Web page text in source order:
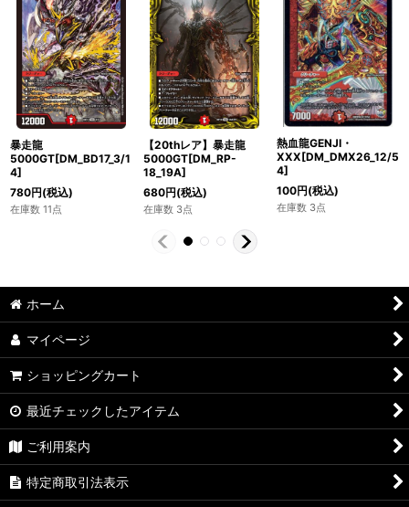
暴走龍
5000GT[DM_BD17_3/1
4]
780円(税込)
在庫数 11点
【20thレア】暴走龍
5000GT[DM_RP-
18_19A]
680円(税込)
在庫数 3点
熱血龍GENJI・
XXX[DM_DMX26_12/5
4]
100円(税込)
在庫数 3点
ホーム
マイページ
ショッピングカート
最近チェックしたアイテム
ご利用案内
特定商取引法表示